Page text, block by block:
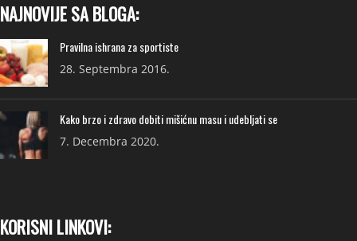
NAJNOVIJE SA BLOGA:
Pravilna ishrana za sportiste
28. Septembra 2016.
Kako brzo i zdravo dobiti mišićnu masu i udebljati se
7. Decembra 2020.
KORISNI LINKOVI: